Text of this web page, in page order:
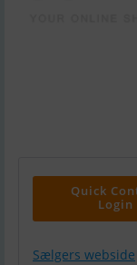
Quick
Login
Sælgers webside